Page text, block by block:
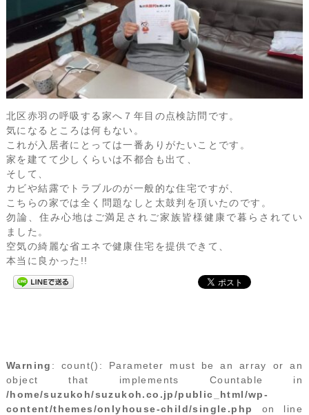
北区赤羽の呼吸する家へ７年目の点検訪問です。
気になるところは何もない。
これが入居者にとっては一番ありがたいことです。
家を建てて少しくらいは不都合も出て、
そして、
カビや結露でトラブルのが一般的な住宅ですが、
こちらの家では全く問題なしと太鼓判を頂いたのです。
勿論、住み心地はご満足されご家族皆様健康で暮らされてい
ました。
空気の綺麗な省エネで健康住宅を提供できて、
本当に良かった!!
Warning : count(): Parameter must be an array or an
object that implements Countable in
/home/suzukoh/suzukoh.co.jp/public_html/wp-
content/themes/onlyhouse-child/single.php
on line